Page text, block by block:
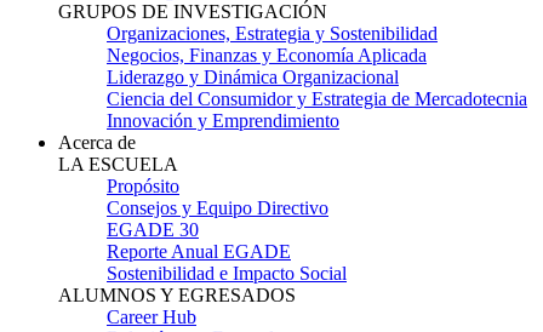
GRUPOS DE INVESTIGACIÓN
Organizaciones, Estrategia y Sostenibilidad
Negocios, Finanzas y Economía Aplicada
Liderazgo y Dinámica Organizacional
Ciencia del Consumidor y Estrategia de Mercadotecnia
Innovación y Emprendimiento
Acerca de
LA ESCUELA
Propósito
Consejos y Equipo Directivo
EGADE 30
Reporte Anual EGADE
Sostenibilidad e Impacto Social
ALUMNOS Y EGRESADOS
Career Hub